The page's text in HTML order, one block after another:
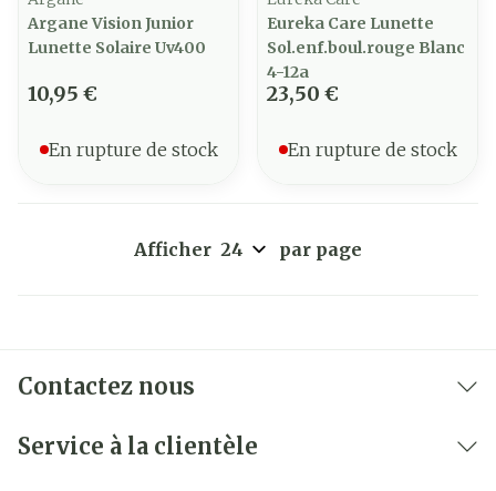
Argane Vision Junior
Lunette Solaire Uv400
10,95 €
En rupture de stock
Eureka Care Lunette
Sol.enf.boul.rouge Blanc
4-12a
23,50 €
En rupture de stock
Afficher par page
Contactez nous
Service à la clientèle